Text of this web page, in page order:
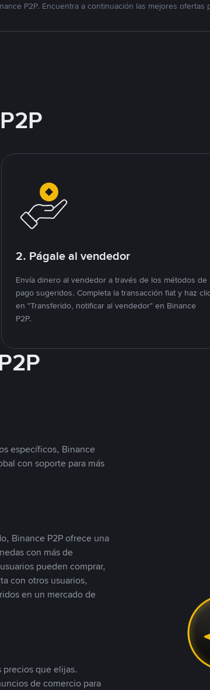
P2P. Encuentra a continuación las mejores ofertas
2. Págale al vendedor
Envía dinero al vendedor a través de los métodos de
pago sugeridos. Completa la transacción fiat y haz
en "Transferido, notificar al vendedor" en Binance
P2P.
específicos, Binance
con soporte para más
Binance P2P ofrece una
con más de
pueden comprar,
con otros usuarios,
en un mercado de
que elijas.
de comercio para